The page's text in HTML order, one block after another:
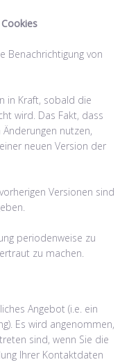
Benachrichtigung von
in Kraft, sobald die
wird. Das Fakt, dass
nutzen,
neuen Version der
Versionen sind
periodenweise zu
zu machen.
Angebot (i.e. ein
Es wird angenommen,
sind, wenn Sie die
Ihrer Kontaktdaten